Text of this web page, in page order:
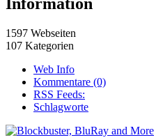
1597 Webseiten
107 Kategorien
Web Info
Kommentare (0)
RSS Feeds:
Schlagworte